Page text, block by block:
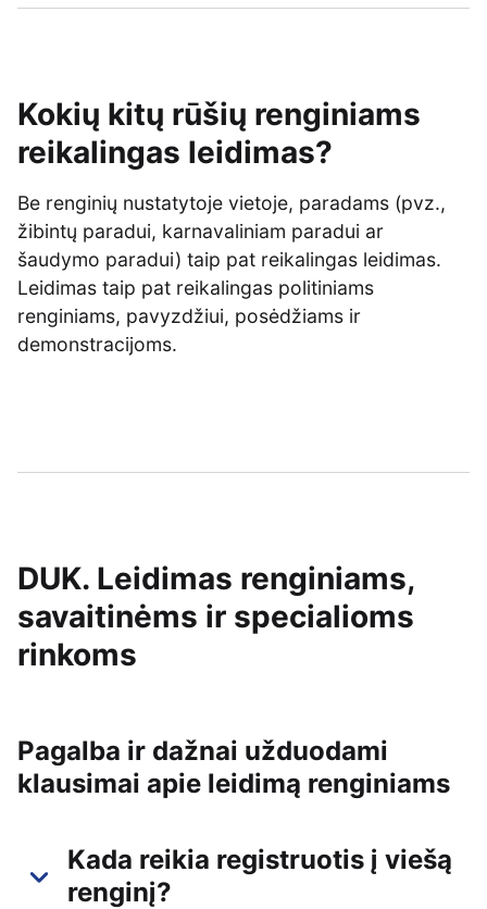
Kokių kitų rūšių renginiams
reikalingas leidimas?
Be renginių nustatytoje vietoje, paradams (pvz.,
žibintų paradui, karnavaliniam paradui ar
šaudymo paradui) taip pat reikalingas leidimas.
Leidimas taip pat reikalingas politiniams
renginiams, pavyzdžiui, posėdžiams ir
demonstracijoms.
DUK. Leidimas renginiams,
savaitinėms ir specialioms
rinkoms
Pagalba ir dažnai užduodami
klausimai apie leidimą renginiams
Kada reikia registruotis į viešą
renginį?